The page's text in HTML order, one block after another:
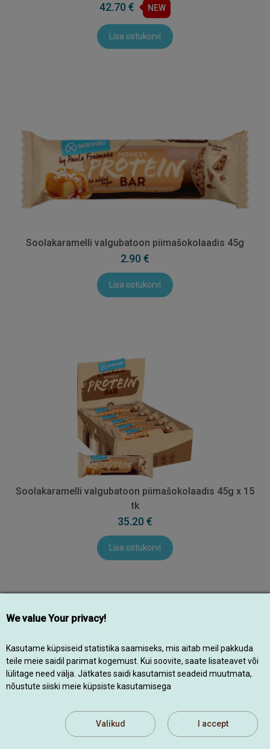
We value Your privacy!
Kasutame küpsiseid statistika saamiseks, mis aitab meil pakkuda
teile meie saidil parimat kogemust. Kui soovite, saate lisateavet või
lülitage need välja. Jätkates saidi kasutamist seadeid muutmata,
nõustute siiski meie küpsiste kasutamisega
42.70 € NEW
Lisa ostukorvi
Soolakaramelli valgubatoon piimašokolaadis 45g
2.90 €
Lisa ostukorvi
Soolakaramelli valgubatoon piimašokolaadis 45g x 15
tk
35.20 €
Lisa ostukorvi